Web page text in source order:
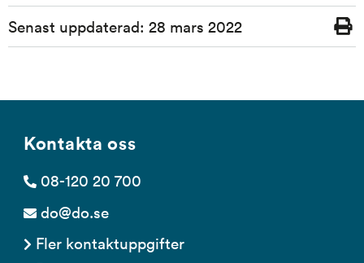
Sidinformation
Senast uppdaterad: 28 mars 2022
Skriv
ut
Kontakta oss
08-120 20 700
do@do.se
Fler kontaktuppgifter